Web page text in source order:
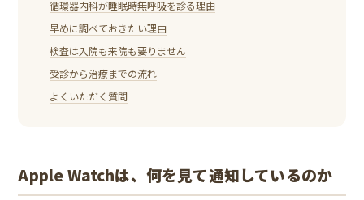
循環器内科が睡眠時無呼吸を診る理由
早めに調べておきたい理由
検査は入院も来院も要りません
受診から治療までの流れ
よくいただく質問
Apple Watchは、何を見て通知しているのか